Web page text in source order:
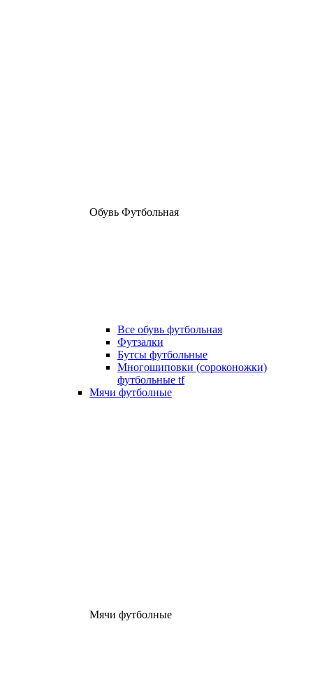
Обувь Футбольная
Все обувь футбольная
Футзалки
Бутсы футбольные
Многошиповки (сороконожки)
футбольные tf
Мячи футболные
Мячи футболные